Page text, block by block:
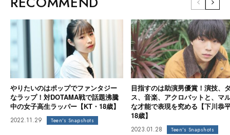
やりたいのはポップでファンタジー
なラップ！対DOTAMA戦で話題沸騰
中の女子高生ラッパー【KT・18歳】
2022.11.29 Teen's Snapshots
目指すのは助演男優賞！演技、
ス、音楽、アクロバットと、マ
な才能で表現を究める【下川恭
18歳】
2023.01.28 Teen's Snapshots